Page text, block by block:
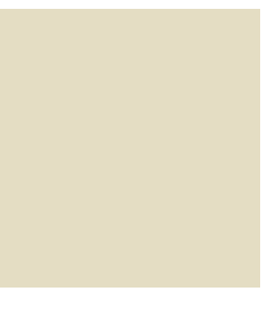
God verkrijgen. -